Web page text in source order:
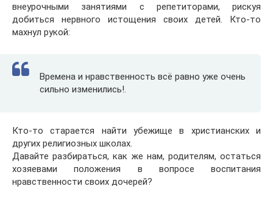
внеурочными занятиями с репетиторами, рискуя
добиться нервного истощения своих детей. Кто-то
махнул рукой:
Времена и нравственность всё равно уже очень
сильно изменились!.
Кто-то старается найти убежище в христианских и
других религиозных школах.
Давайте разбираться, как же нам, родителям, остаться
хозяевами положения в вопросе воспитания
нравственности своих дочерей?